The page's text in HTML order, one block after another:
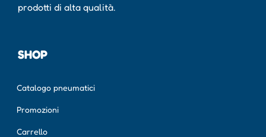
prodotti di alta qualità.
SHOP
Catalogo pneumatici
Promozioni
Carrello